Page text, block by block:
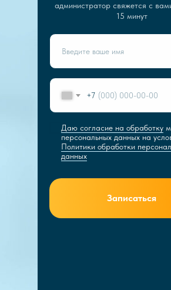
администратор свяжется с
15 минут
+7
Даю согласие на обработку
персональных данных на
Политики обработки
данных
Записаться